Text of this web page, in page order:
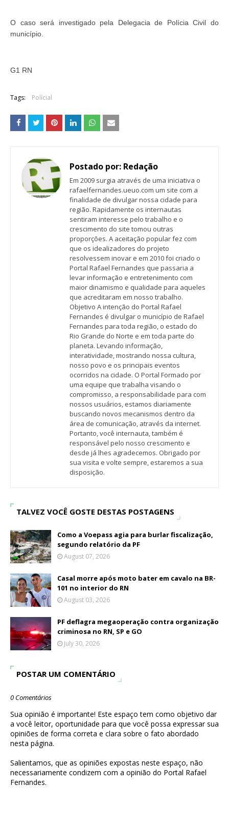
O caso será investigado pela Delegacia de Polícia Civil do
município.
G1 RN
Tags: Polícial
Postado por: Redação
Em 2009 surgia através de uma iniciativa o
rafaelfernandes.ueuo.com um site com a
finalidade de divulgar nossa cidade para
região. Rapidamente os internautas
sentiram interesse pelo trabalho e o
crescimento do site tomou outras
proporções. A aceitação popular fez com
que os idealizadores do projeto
resolvessem inovar e em 2010 foi criado o
Portal Rafael Fernandes que passaria a
levar informação e entretenimento com
maior dinamismo e qualidade para aqueles
que acreditaram em nosso trabalho.
Objetivo A intenção do Portal Rafael
Fernandes é divulgar o município de Rafael
Fernandes para toda região, o estado do
Rio Grande do Norte e em toda parte do
planeta. Levando informação,
interatividade, mostrando nossa cultura,
nosso povo e os principais eventos
ocorridos na cidade. O Portal Formado por
uma equipe que trabalha visando o
compromisso, a responsabilidade para com
nossos usuários, estamos diariamente
buscando novos mecanismos dentro da
área de comunicação, através da internet.
Portanto, você internauta, também é
responsável pelo nosso crescimento e
desde já lhes agradecemos. Obrigado por
sua visita e volte sempre, estaremos a sua
disposição.
TALVEZ VOCÊ GOSTE DESTAS POSTAGENS
Como a Voepass agia para burlar fiscalização,
segundo relatório da PF
August 07, 2026
Casal morre após moto bater em cavalo na BR-
101 no interior do RN
August 03, 2026
PF deflagra megaoperação contra organização
criminosa no RN, SP e GO
July 30, 2026
POSTAR UM COMENTÁRIO
0 Comentários
Sua opinião é importante! Este espaço tem como objetivo dar
a você leitor, oportunidade para que você possa expressar sua
opiniões de forma correta e clara sobre o fato abordado
nesta página.
Salientamos, que as opiniões expostas neste espaço, não
necessariamente condizem com a opinião do Portal Rafael
Fernandes.